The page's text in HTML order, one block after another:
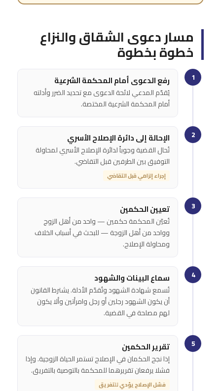
مسار دعوى الشقاق والنزاع
خطوة بخطوة
1 رفع الدعوى أمام المحكمة الشرعية
يُقدّم المدعي لائحة الدعوى مع تحديد الضرر وأدلته
أمام المحكمة الشرعية المختصة.
2 الإحالة إلى دائرة الإصلاح الأسري
تُحال القضية وجوباً لدائرة الإصلاح الأسري لمحاولة
التوفيق بين الطرفين قبل التقاضي.
إجراء إلزامي قبل التقاضي
3 تعيين الحكمين
تُعيّن المحكمة حكمين — واحد من أهل الزوج
وواحد من أهل الزوجة — للبحث في أسباب الخلاف
ومحاولة الإصلاح.
4 سماع البينات والشهود
تُسمع شهادة الشهود وتُقدّم الأدلة. يشترط القانون
أن يكون الشهود رجلين أو رجل وامرأتين وألا يكون
لهم مصلحة في القضية.
5 تقرير الحكمين
إذا نجح الحكمان في الإصلاح تستمر الحياة الزوجية. وإذا
فشلا يرفعان تقريرهما للمحكمة بالتوصية بالتفريق.
فشل الإصلاح يؤدي للتفريق